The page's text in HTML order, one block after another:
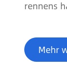
rennens
Mehr